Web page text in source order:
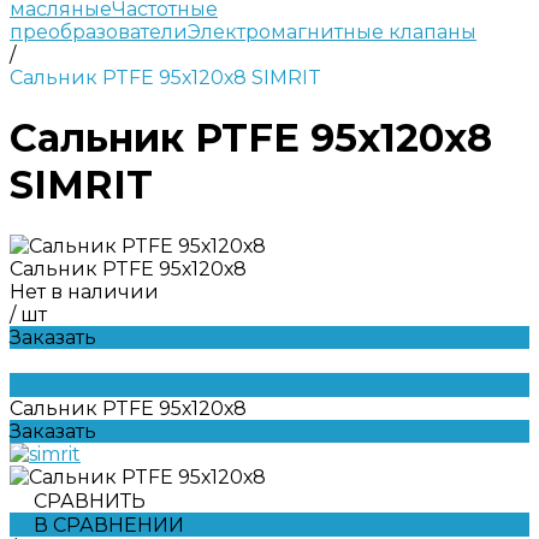
масляныеЧастотные
преобразователиЭлектромагнитные клапаны
/
Сальник PTFE 95х120х8 SIMRIT
Сальник PTFE 95х120х8
SIMRIT
Сальник PTFE 95х120х8
Нет в наличии
/ шт
Заказать
Сальник PTFE 95х120х8
Заказать
СРАВНИТЬ
В СРАВНЕНИИ